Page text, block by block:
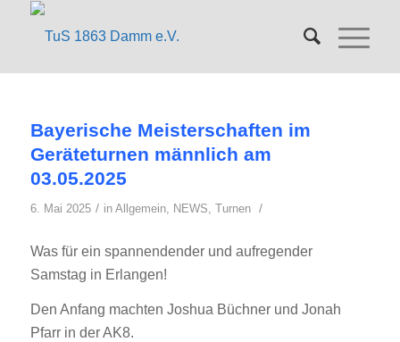
Bayerische Meisterschaften im
Geräteturnen männlich am
03.05.2025
6. Mai 2025 / in Allgemein, NEWS, Turnen /
Was für ein spannendender und aufregender
Samstag in Erlangen!
Den Anfang machten Joshua Büchner und Jonah
Pfarr in der AK8.